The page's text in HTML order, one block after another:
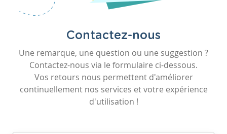
Contactez-nous
Une remarque, une question ou une suggestion ?
Contactez-nous via le formulaire ci-dessous.
Vos retours nous permettent d'améliorer
continuellement nos services et votre expérience
d'utilisation !